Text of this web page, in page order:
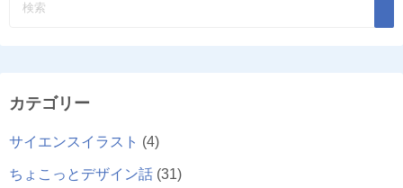
カテゴリー
サイエンスイラスト (4)
ちょこっとデザイン話 (31)